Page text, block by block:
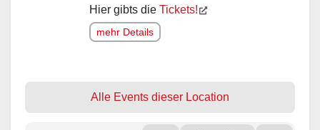
Hier gibts die Tickets!
mehr Details
Alle Events dieser Location